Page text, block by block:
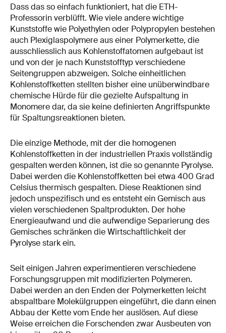
Dass das so einfach funktioniert, hat die ETH-
Professorin verblüfft. Wie viele andere wichtige
Kunststoffe wie Polyethylen oder Polypropylen bestehen
auch Plexiglaspolymere aus einer Polymerkette, die
ausschliesslich aus Kohlenstoffatomen aufgebaut ist
und von der je nach Kunststofftyp verschiedene
Seitengruppen abzweigen. Solche einheitlichen
Kohlenstoffketten stellten bisher eine unüberwindbare
chemische Hürde für die gezielte Aufspaltung in
Monomere dar, da sie keine definierten Angriffspunkte
für Spaltungsreaktionen bieten.
Die einzige Methode, mit der die homogenen
Kohlenstoffketten in der industriellen Praxis vollständig
gespalten werden können, ist die so genannte Pyrolyse.
Dabei werden die Kohlenstoffketten bei etwa 400 Grad
Celsius thermisch gespalten. Diese Reaktionen sind
jedoch unspezifisch und es entsteht ein Gemisch aus
vielen verschiedenen Spaltprodukten. Der hohe
Energieaufwand und die aufwendige Separierung des
Gemisches schränken die Wirtschaftlichkeit der
Pyrolyse stark ein.
Seit einigen Jahren experimentieren verschiedene
Forschungsgruppen mit modifizierten Polymeren.
Dabei werden an den Enden der Polymerketten leicht
abspaltbare Molekülgruppen eingeführt, die dann einen
Abbau der Kette vom Ende her auslösen. Auf diese
Weise erreichen die Forschenden zwar Ausbeuten von